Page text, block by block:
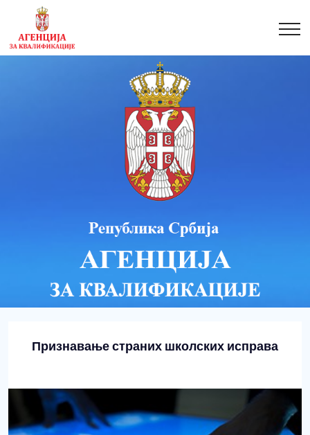
Признавање страних школских исправа